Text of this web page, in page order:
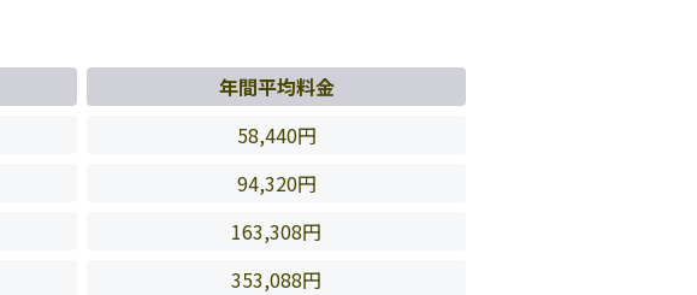
年間平均料金
58,440円
94,320円
163,308円
353,088円